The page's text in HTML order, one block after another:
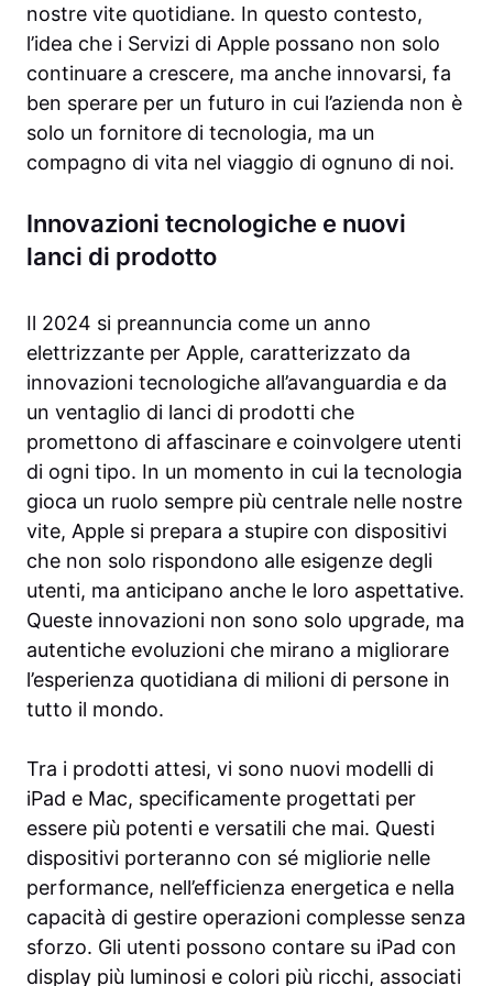
nostre vite quotidiane. In questo contesto,
l’idea che i Servizi di Apple possano non solo
continuare a crescere, ma anche innovarsi, fa
ben sperare per un futuro in cui l’azienda non è
solo un fornitore di tecnologia, ma un
compagno di vita nel viaggio di ognuno di noi.
Innovazioni tecnologiche e nuovi
lanci di prodotto
Il 2024 si preannuncia come un anno
elettrizzante per Apple, caratterizzato da
innovazioni tecnologiche all’avanguardia e da
un ventaglio di lanci di prodotti che
promettono di affascinare e coinvolgere utenti
di ogni tipo. In un momento in cui la tecnologia
gioca un ruolo sempre più centrale nelle nostre
vite, Apple si prepara a stupire con dispositivi
che non solo rispondono alle esigenze degli
utenti, ma anticipano anche le loro aspettative.
Queste innovazioni non sono solo upgrade, ma
autentiche evoluzioni che mirano a migliorare
l’esperienza quotidiana di milioni di persone in
tutto il mondo.
Tra i prodotti attesi, vi sono nuovi modelli di
iPad e Mac, specificamente progettati per
essere più potenti e versatili che mai. Questi
dispositivi porteranno con sé migliorie nelle
performance, nell’efficienza energetica e nella
capacità di gestire operazioni complesse senza
sforzo. Gli utenti possono contare su iPad con
display più luminosi e colori più ricchi, associati